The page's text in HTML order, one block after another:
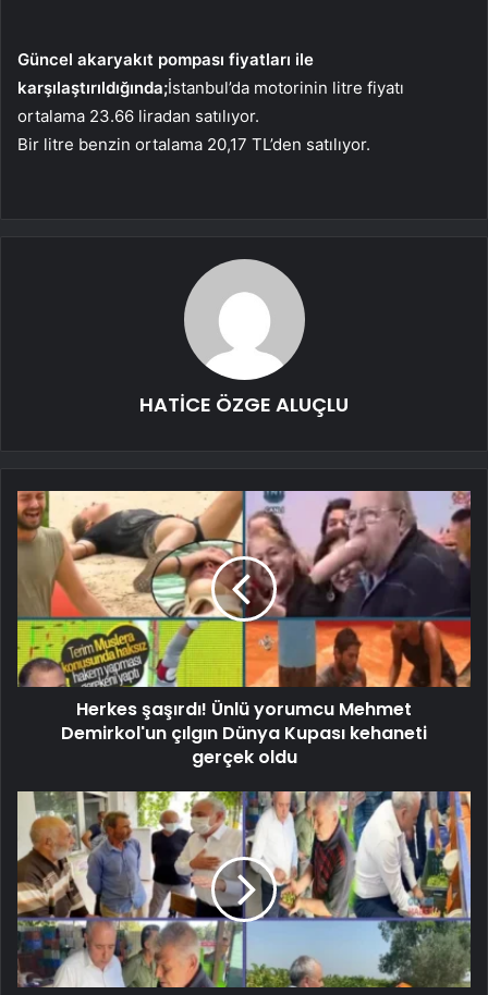
Güncel akaryakıt pompası fiyatları ile
karşılaştırıldığında;İstanbul’da motorinin litre fiyatı
ortalama 23.66 liradan satılıyor.
Bir litre benzin ortalama 20,17 TL’den satılıyor.
HATİCE ÖZGE ALUÇLU
Herkes şaşırdı! Ünlü yorumcu Mehmet
Demirkol'un çılgın Dünya Kupası kehaneti
gerçek oldu